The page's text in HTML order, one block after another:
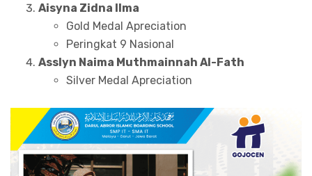
Aisyna Zidna Ilma
Gold Medal Apreciation
Peringkat 9 Nasional
Asslyn Naima Muthmainnah Al-Fath
Silver Medal Apreciation